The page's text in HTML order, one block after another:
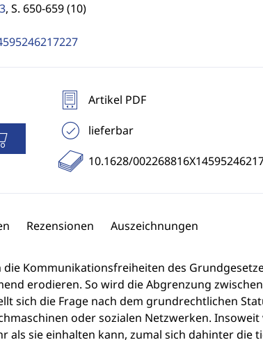
, S. 650-659 (10)
Artikel PDF
lieferbar
10.1628/
Rezensionen Auszeichnungen
Kommunikationsfreiheiten des
erodieren. So wird die Abgrenzung
sich die Frage nach dem grundrechtlichen
oder sozialen Netzwerken.
als sie einhalten kann, zumal sich dahinter die